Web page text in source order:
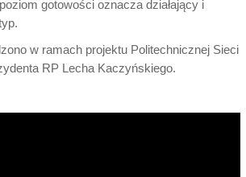
gotowości oznacza działający i
w ramach projektu Politechnicznej Sieci
RP Lecha Kaczyńskiego.